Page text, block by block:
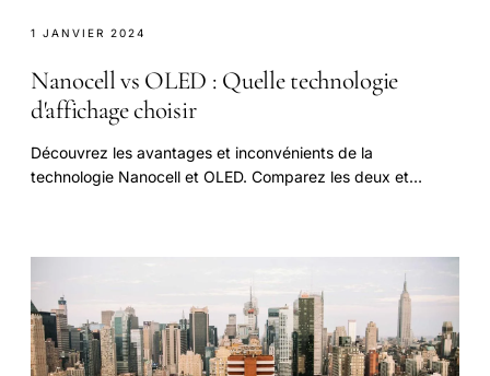
1 JANVIER 2024
Nanocell vs OLED : Quelle technologie
d'affichage choisir
Découvrez les avantages et inconvénients de la
technologie Nanocell et OLED. Comparez les deux et